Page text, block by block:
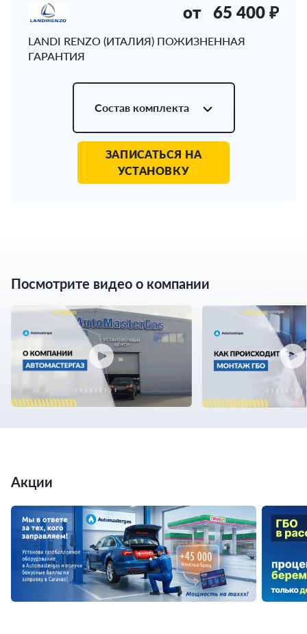
LANDI RENZO (ИТАЛИЯ) ПОЖИЗНЕННАЯ
ГАРАНТИЯ
от 65 400 ₽
Состав комплекта
ЗАПИСАТЬСЯ НА
УСТАНОВКУ
Посмотрите видео о компании
Акции